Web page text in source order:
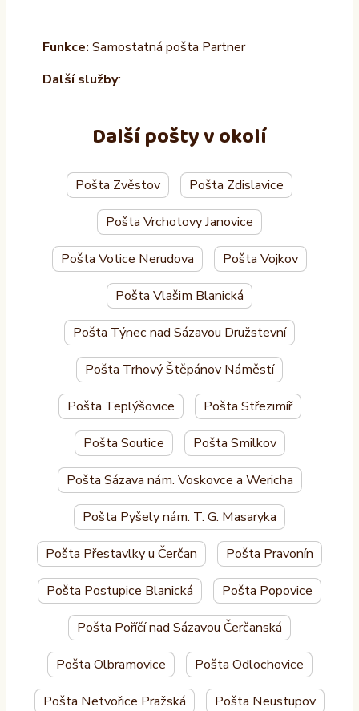
Funkce: Samostatná pošta Partner
Další služby:
Další pošty v okolí
Pošta Zvěstov Pošta Zdislavice
Pošta Vrchotovy Janovice
Pošta Votice Nerudova Pošta Vojkov
Pošta Vlašim Blanická
Pošta Týnec nad Sázavou Družstevní
Pošta Trhový Štěpánov Náměstí
Pošta Teplýšovice Pošta Střezimíř
Pošta Soutice Pošta Smilkov
Pošta Sázava nám. Voskovce a Wericha
Pošta Pyšely nám. T. G. Masaryka
Pošta Přestavlky u Čerčan Pošta Pravonín
Pošta Postupice Blanická Pošta Popovice
Pošta Poříčí nad Sázavou Čerčanská
Pošta Olbramovice Pošta Odlochovice
Pošta Netvořice Pražská Pošta Neustupov